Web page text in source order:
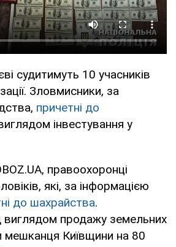
судитимуть 10 учасників
Зловмисники, за
причетні до
інвестування у
правоохоронці
які, за інформацією
до шахрайства.
виглядом продажу земельних
мешканця Київщини на 80